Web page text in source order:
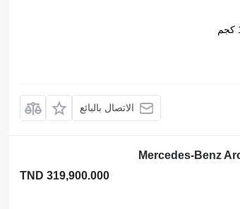
الاتصال بالبائع
Mercedes-Benz
TND 319,900.000